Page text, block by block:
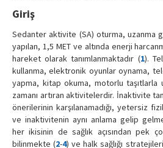
Giriş
Sedanter aktivite (SA) oturma, uzanma
yapılan, 1,5 MET ve altında enerji
hareket olarak tanımlanmaktadır (1).
kullanma, elektronik oyunlar oynama,
yapma, kitap okuma, motorlu taşıtlarla
zamanı artıran aktivitelerdir. İnaktivite
önerilerinin karşılanamadığı, yetersiz
ve inaktivitenin aynı anlama gelip
her ikisinin de sağlık açısından pek
bilinmekte (2-4) ve halk sağlığı